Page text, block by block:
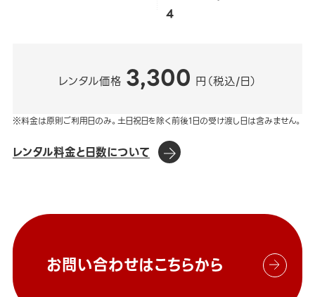
4
レンタル価格 3,300 円（税込/日）
※料金は原則ご利用日のみ。土日祝日を除く前後1日の受け渡し日は含みません。
レンタル料金と日数について
お問い合わせはこちらから